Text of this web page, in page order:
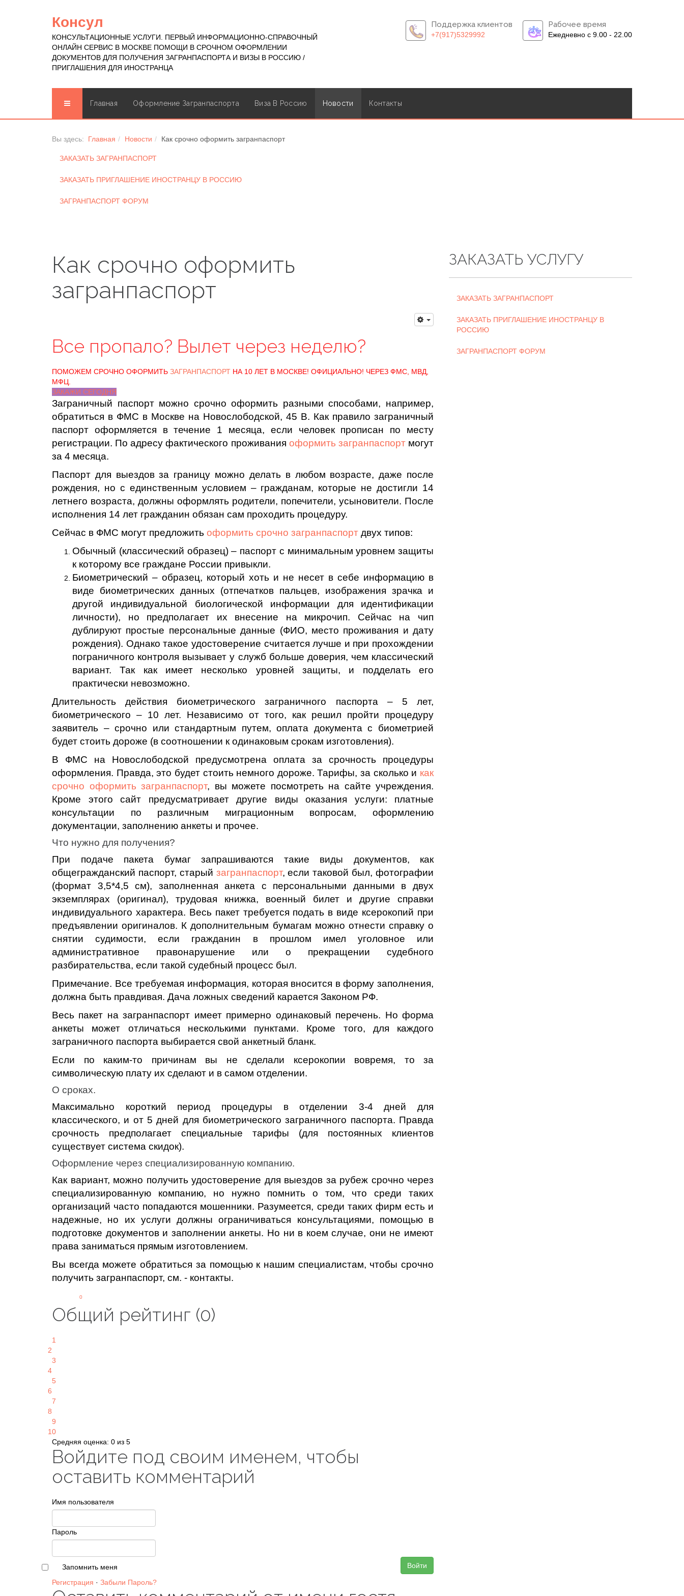
Консул
КОНСУЛЬТАЦИОННЫЕ УСЛУГИ. ПЕРВЫЙ ИНФОРМАЦИОННО-СПРАВОЧНЫЙ
ОНЛАЙН СЕРВИС В МОСКВЕ ПОМОЩИ В СРОЧНОМ ОФОРМЛЕНИИ
ДОКУМЕНТОВ ДЛЯ ПОЛУЧЕНИЯ ЗАГРАНПАСПОРТА И ВИЗЫ В РОССИЮ /
ПРИГЛАШЕНИЯ ДЛЯ ИНОСТРАНЦА
Поддержка клиентов
+7(917)5329992
Рабочее время
Ежедневно с 9.00 - 22.00
Главная Оформление Загранпаспорта Виза В Россию Новости Контакты
Вы здесь: Главная Новости Как срочно оформить загранпаспорт
ЗАКАЗАТЬ ЗАГРАНПАСПОРТ
ЗАКАЗАТЬ ПРИГЛАШЕНИЕ ИНОСТРАНЦУ В РОССИЮ
ЗАГРАНПАСПОРТ ФОРУМ
Как срочно оформить
загранпаспорт
Все пропало? Вылет через неделю?
ПОМОЖЕМ СРОЧНО ОФОРМИТЬ ЗАГРАНПАСПОРТ НА 10 ЛЕТ В МОСКВЕ! ОФИЦИАЛЬНО! ЧЕРЕЗ ФМС, МВД,
МФЦ.
ЗАКАЖИ СЕГОДНЯ
Заграничный паспорт можно срочно оформить разными способами, например,
обратиться в ФМС в Москве на Новослободской, 45 В. Как правило заграничный
паспорт оформляется в течение 1 месяца, если человек прописан по месту
регистрации. По адресу фактического проживания оформить загранпаспортмогут
за 4 месяца.
Паспорт для выездов за границу можно делать в любом возрасте, даже после
рождения, но с единственным условием – гражданам, которые не достигли 14
летнего возраста, должны оформлять родители, попечители, усыновители. После
исполнения 14 лет гражданин обязан сам проходить процедуру.
Сейчас в ФМС могут предложить оформить срочно загранпаспорт двух типов:
Обычный (классический образец) – паспорт с минимальным уровнем защиты
к которому все граждане России привыкли.
Биометрический – образец, который хоть и не несет в себе информацию в
виде биометрических данных (отпечатков пальцев, изображения зрачка и
другой индивидуальной биологической информации для идентификации
личности), но предполагает их внесение на микрочип. Сейчас на чип
дублируют простые персональные данные (ФИО, место проживания и дату
рождения). Однако такое удостоверение считается лучше и при прохождении
пограничного контроля вызывает у служб больше доверия, чем классический
вариант. Так как имеет несколько уровней защиты, и подделать его
практически невозможно.
Длительность действия биометрического заграничного паспорта – 5 лет,
биометрического – 10 лет. Независимо от того, как решил пройти процедуру
заявитель – срочно или стандартным путем, оплата документа с биометрией
будет стоить дороже (в соотношении к одинаковым срокам изготовления).
В ФМС на Новослободской предусмотрена оплата за срочность процедуры
оформления. Правда, это будет стоить немного дороже. Тарифы, за сколько и как
срочно оформить загранпаспорт, вы можете посмотреть на сайте учреждения.
Кроме этого сайт предусматривает другие виды оказания услуги: платные
консультации по различным миграционным вопросам, оформлению
документации, заполнению анкеты и прочее.
Что нужно для получения?
При подаче пакета бумаг запрашиваются такие виды документов, как
общегражданский паспорт, старый загранпаспорт, если таковой был, фотографии
(формат 3,5*4,5 см), заполненная анкета с персональными данными в двух
экземплярах (оригинал), трудовая книжка, военный билет и другие справки
индивидуального характера. Весь пакет требуется подать в виде ксерокопий при
предъявлении оригиналов. К дополнительным бумагам можно отнести справку о
снятии судимости, если гражданин в прошлом имел уголовное или
административное правонарушение или о прекращении судебного
разбирательства, если такой судебный процесс был.
Примечание. Все требуемая информация, которая вносится в форму заполнения,
должна быть правдивая. Дача ложных сведений карается Законом РФ.
Весь пакет на загранпаспорт имеет примерно одинаковый перечень. Но форма
анкеты может отличаться несколькими пунктами. Кроме того, для каждого
заграничного паспорта выбирается свой анкетный бланк.
Если по каким-то причинам вы не сделали ксерокопии вовремя, то за
символическую плату их сделают и в самом отделении.
О сроках.
Максимально короткий период процедуры в отделении 3-4 дней для
классического, и от 5 дней для биометрического заграничного паспорта. Правда
срочность предполагает специальные тарифы (для постоянных клиентов
существует система скидок).
Оформление через специализированную компанию.
Как вариант, можно получить удостоверение для выездов за рубеж срочно через
специализированную компанию, но нужно помнить о том, что среди таких
организаций часто попадаются мошенники. Разумеется, среди таких фирм есть и
надежные, но их услуги должны ограничиваться консультациями, помощью в
подготовке документов и заполнении анкеты. Но ни в коем случае, они не имеют
права заниматься прямым изготовлением.
Вы всегда можете обратиться за помощью к нашим специалистам, чтобы срочно
получить загранпаспорт, см. - контакты.
0
Общий рейтинг (0)
1
2
3
4
5
6
7
8
9
10
Средняя оценка: 0 из 5
Войдите под своим именем, чтобы
оставить комментарий
Имя пользователя
Пароль
Войти
Запомнить меня
Регистрация · Забыли Пароль?
ЗАКАЗАТЬ УСЛУГУ
ЗАКАЗАТЬ ЗАГРАНПАСПОРТ
ЗАКАЗАТЬ ПРИГЛАШЕНИЕ ИНОСТРАНЦУ В
РОССИЮ
ЗАГРАНПАСПОРТ ФОРУМ